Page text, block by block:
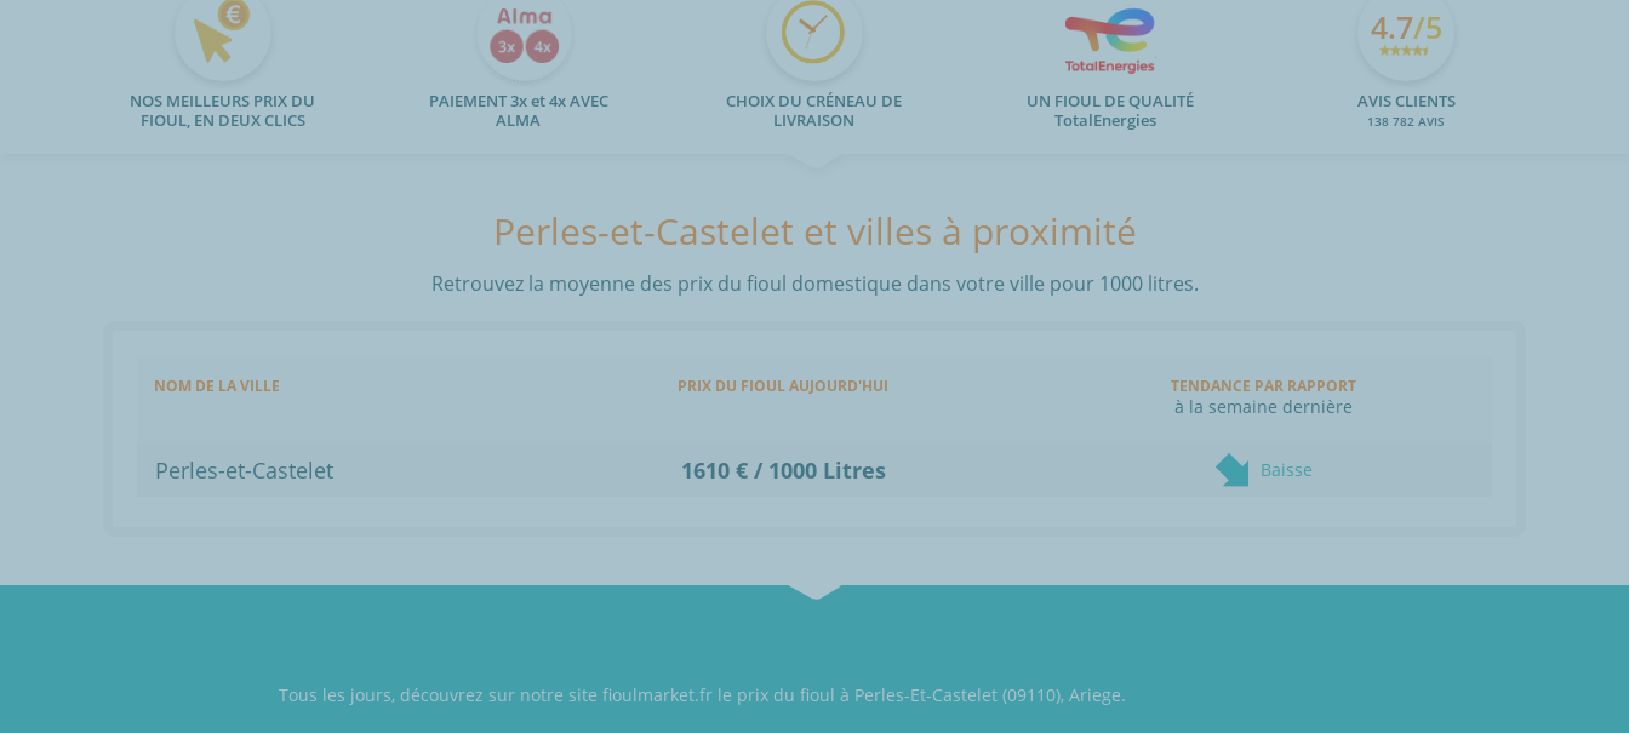
NOS MEILLEURS PRIX DU
FIOUL, EN DEUX CLICS
PAIEMENT 3x et 4x AVEC
ALMA
CHOIX DU CRÉNEAU DE
LIVRAISON
UN FIOUL DE QUALITÉ
TotalEnergies
4.7/5
AVIS CLIENTS
138 782 AVIS
Perles-et-Castelet et villes à proximité
Retrouvez la moyenne des prix du fioul domestique dans votre ville pour 1000 litres.
NOM DE LA VILLE PRIX DU FIOUL AUJOURD'HUI TENDANCE PAR RAPPORT
à la semaine dernière
Perles-et-Castelet 1610 € / 1000 Litres Baisse
Tous les jours, découvrez sur notre site fioulmarket.fr le prix du fioul à Perles-Et-Castelet (09110), Ariege.